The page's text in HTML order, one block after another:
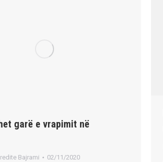
garë e vrapimit në
Bajrami 02/11/2020